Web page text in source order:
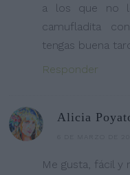
a los que no
camufladita
tengas buena
Responder
Alicia
Me gusta, fácil y